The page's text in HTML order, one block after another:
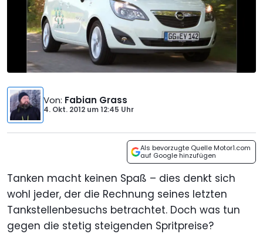
Von: Fabian Grass
4. Okt. 2012 um12:45 Uhr
Als bevorzugte Quelle Motor1.com
auf Google hinzufügen
Tanken macht keinen Spaß – dies denkt sich
wohl jeder, der die Rechnung seines letzten
Tankstellenbesuchs betrachtet. Doch was tun
gegen die stetig steigenden Spritpreise?